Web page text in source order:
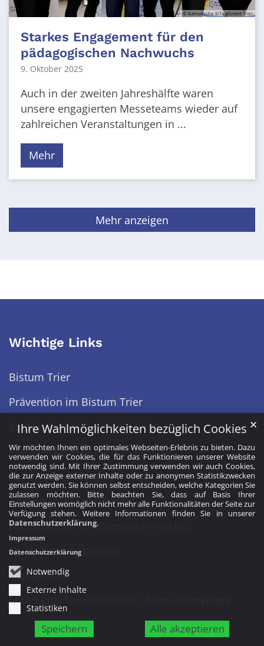
Ihre Wahlmöglichkeiten bezüglich Cookies
Wir möchten Ihnen ein optimales Webseiten-Erlebnis zu bieten. Dazu
verwenden wir Cookies, die für das Funktionieren unserer Website
notwendig sind. Mit Ihrer Zustimmung verwenden wir auch Cookies,
die zur Anzeige externer Inhalte oder zu anonymen Statistikzwecken
genutzt werden. Sie können selbst entscheiden, welche Kategorien Sie
zulassen möchten. Bitte beachten Sie, dass auf Basis Ihrer
Einstellungen womöglich nicht mehr alle Funktionalitäten der Seite zur
Verfügung stehen. Weitere Informationen finden Sie in unserer
Datenschutzerklärung.
Notwendig
Externe Inhalte
Statistiken
Speichern Alle akzeptieren
✕
Impressum
Datenschutzerklärung
© Katholische KiTa gGmbH Trier
Starkes Engagement für den
pädagogischen Nachwuchs
9. Oktober 2025
Auch in der zweiten Jahreshälfte waren
unsere engagierten Messeteams wieder auf
zahlreichen Veranstaltungen in ...
Mehr
Mehr anzeigen
Wichtige Links
Bistum Trier
Prävention im Bistum Trier
Katholische KiTa gGmbH Trier
Katholische KiTa gGmbH Koblenz
Katholische KiTa gGmbH Saarland
Beschwerdemanagement
Hinweisgeberschutzgesetz (HinSchG)
Qualitätsmanagement
Freitagsinfo
Mitarbeiter*innenbereich / Team-Homepage